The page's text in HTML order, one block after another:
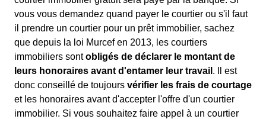
vous vous demandez quand payer le courtier ou s'il faut
il prendre un courtier pour un prêt immobilier, sachez
que depuis la loi Murcef en 2013, les courtiers
immobiliers sontobligés de déclarer le montant de
leurs honoraires avant d'entamer leur travail . Il est
donc conseillé de toujours vérifier les frais de courtage
et les honoraires avant d'accepter l'offre d'un courtier
immobilier. Si vous souhaitez faire appel à un courtier